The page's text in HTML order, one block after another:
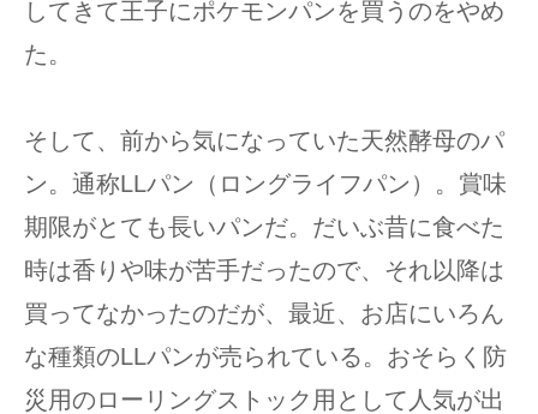
してきて王子にポケモンパンを買うのをやめ
た。
そして、前から気になっていた天然酵母のパ
ン。通称LLパン（ロングライフパン）。賞味
期限がとても長いパンだ。だいぶ昔に食べた
時は香りや味が苦手だったので、それ以降は
買ってなかったのだが、最近、お店にいろん
な種類のLLパンが売られている。おそらく防
災用のローリングストック用として人気が出